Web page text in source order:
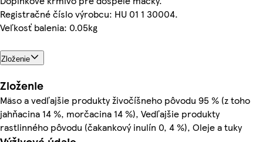
Registračné číslo výrobcu: HU 01 1 30004.
Veľkosť balenia: 0.05kg
Zloženie
Zloženie
Mäso a vedľajšie produkty živočíšneho pôvodu 95 % (z toho
jahňacina 14 %, morčacina 14 %), Vedľajšie produkty
rastlinného pôvodu (čakankový inulín 0, 4 %), Oleje a tuky